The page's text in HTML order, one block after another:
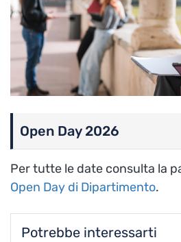
Open Day 2026
Per tutte le date consulta la
Open Day di Dipartimento.
Potrebbe interessarti